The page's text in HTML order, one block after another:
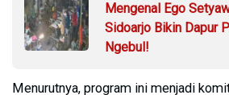
Mengenal Ego
Sidoarjo Bikin Dapur
Ngebul!
Menurutnya, program ini menjadi